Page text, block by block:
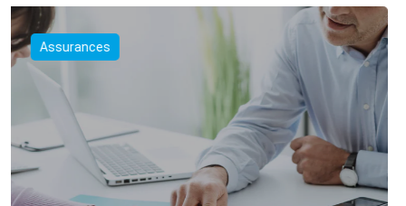
Dégâts des eaux : qui est